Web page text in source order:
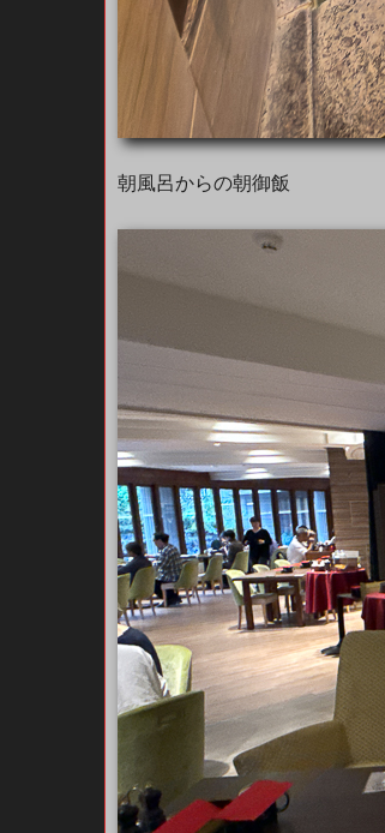
朝風呂からの朝御飯